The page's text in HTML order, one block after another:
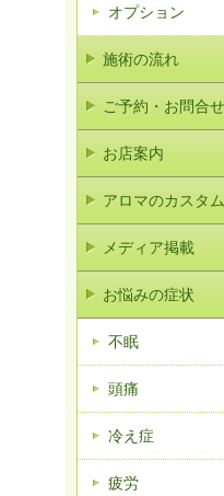
オプション
施術の流れ
ご予約・お問合せ
お店案内
アロマのカスタ
メディア掲載
お悩みの症状
不眠
頭痛
冷え症
疲労